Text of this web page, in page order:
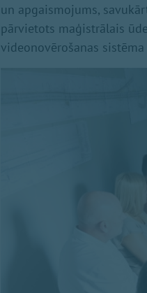
un apgaismojums,
pārvietots maģistrālais
videonovērošanas